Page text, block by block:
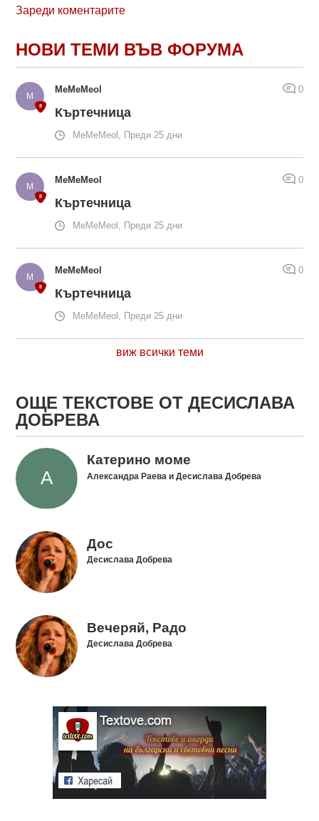
Зареди коментарите
НОВИ ТЕМИ ВЪВ ФОРУМА
MeMeMeol 0
Къртечница
MeMeMeol, Преди 25 дни
MeMeMeol 0
Къртечница
MeMeMeol, Преди 25 дни
MeMeMeol 0
Къртечница
MeMeMeol, Преди 25 дни
виж всички теми
ОЩЕ ТЕКСТОВЕ ОТ ДЕСИСЛАВА
ДОБРЕВА
Катерино моме
Александра Раева и Десислава Добрева
Дос
Десислава Добрева
Вечеряй, Радо
Десислава Добрева